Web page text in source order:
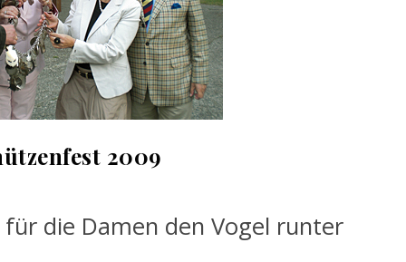
2009
die Damen den Vogel runter